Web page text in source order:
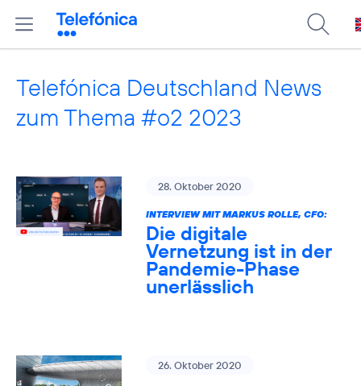
Telefónica Deutschland News
zum Thema #o2 2023
28. Oktober 2020
INTERVIEW MIT MARKUS ROLLE, CFO:
Die digitale
Vernetzung ist in der
Pandemie-Phase
unerlässlich
26. Oktober 2020